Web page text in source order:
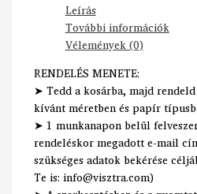
Leírás
További információk
Vélemények (0)
RENDELÉS MENETE:
➤ Tedd a kosárba, majd
kívánt méretben és papír
➤ 1 munkanapon belül
rendeléskor megadott e-mail
szükséges adatok bekérése
Te is: info@visztra.com)